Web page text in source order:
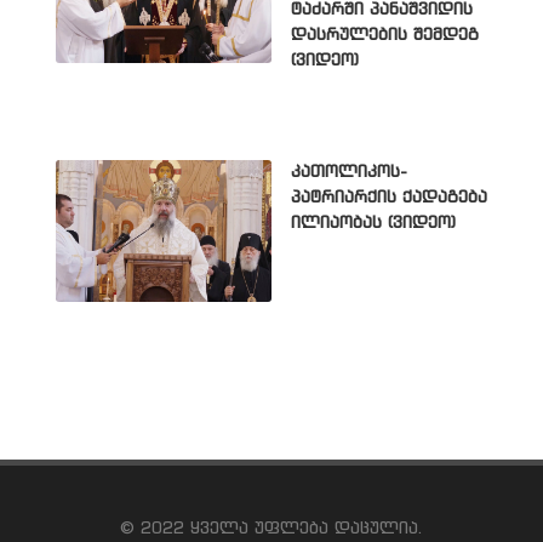
ტაძარში პანაშვიდის
დასრულების შემდეგ
(ვიდეო)
კათოლიკოს-
პატრიარქის ქადაგება
ილიაობას (ვიდეო)
© 2022 ყველა უფლება დაცულია.